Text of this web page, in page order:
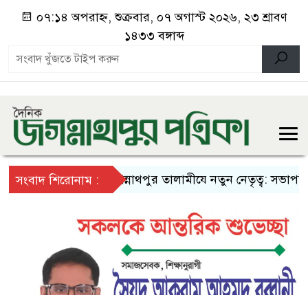
০৭:১৪ অপরাহ্ন, শুক্রবার, ০৭ অগাস্ট ২০২৬, ২৩ শ্রাবণ
১৪৩৩ বঙ্গাব্দ
সংবাদ শিরোনাম :জগন্নাথপুর তালামীযে নতুন নেতৃত্ব: সভাপতি